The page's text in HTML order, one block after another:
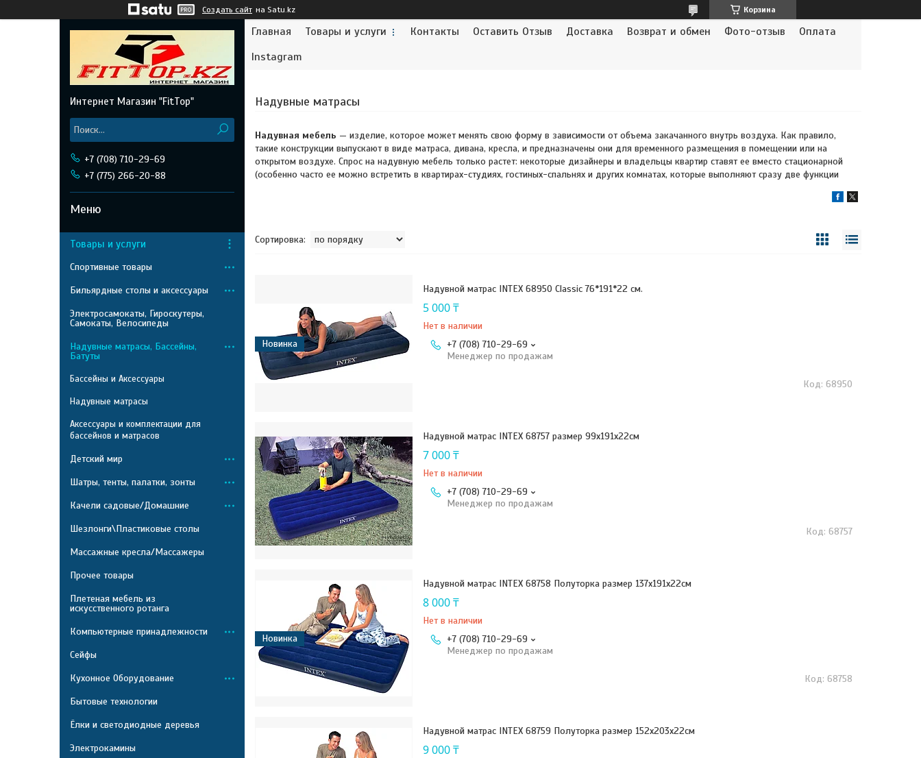
Создать сайт на Satu.kz Корзина
Главная Товары и услуги Контакты Оставить Отзыв Доставка Возврат и обмен Фото-отзыв
Оплата
Instagram
Надувные матрасы
Надувная мебель — изделие, которое может менять свою форму в зависимости от объема закачанного внутрь воздуха. Как правило,
такие конструкции выпускают в виде матраса, дивана, кресла, и предназначены они для временного размещения в помещении или на
открытом воздухе. Спрос на надувную мебель только растет: некоторые дизайнеры и владельцы квартир ставят ее вместо стационарной
(особенно часто ее можно встретить в квартирах-студиях, гостиных-спальнях и других комнатах, которые выполняют сразу две функции
Новинка
Надувной матрас INTEX 68950 Classic 76*191*22 см.
5 000 ₸
Нет в наличии
+7 (708) 710-29-69
Менеджер по продажам
68950
Надувной матрас INTEX 68757 размер 99х191х22см
7 000 ₸
Нет в наличии
+7 (708) 710-29-69
Менеджер по продажам
68757
Новинка
Надувной матрас INTEX 68758 Полуторка размер 137х191х22см
8 000 ₸
Нет в наличии
+7 (708) 710-29-69
Менеджер по продажам
68758
Надувной матрас INTEX 68759 Полуторка размер 152x203x22см
9 000 ₸
Интернет Магазин "FitTop"
+7 (708) 710-29-69
+7 (775) 266-20-88
Товары и услуги
Спортивные товары
Бильярдные столы и аксессуары
Электросамокаты, Гироскутеры,
Самокаты, Велосипеды
Надувные матрасы, Бассейны,
Батуты
Бассейны и Аксессуары
Надувные матрасы
Аксессуары и комплектации для
бассейнов и матрасов
Детский мир
Шатры, тенты, палатки, зонты
Качели садовые/Домашние
Шезлонги\Пластиковые столы
Массажные кресла/Массажеры
Прочее товары
Плетеная мебель из
искусственного ротанга
Компьютерные принадлежности
Сейфы
Кухонное Оборудование
Бытовые технологии
Ёлки и светодиодные деревья
Электрокамины